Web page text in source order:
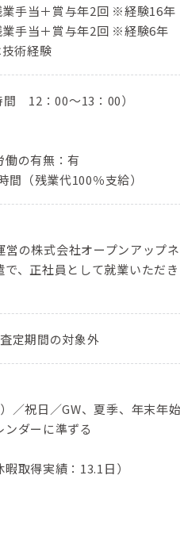
⼿当＋賞与年2回 ※経験16年
⼿当＋賞与年2回 ※経験6年
術経験
12：00〜13：00）
働の有無：有
（残業代100％支給）
の株式会社オープンアップネ
、正社員として就業いただ
定期間の対象外
／祝日／GW、夏季、年末年始
ダーに準ずる
取得実績：13.1日）